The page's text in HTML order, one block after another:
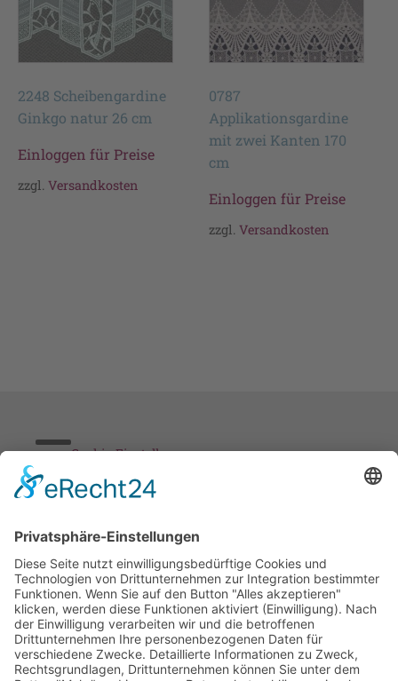
2248 Scheibengardine
Ginkgo natur 26 cm
Einloggen für Preise
zzgl. Versandkosten
0787
Applikationsgardine
mit zwei Kanten 170
cm
Einloggen für Preise
zzgl.Versandkosten
Cookie-Einstellungen